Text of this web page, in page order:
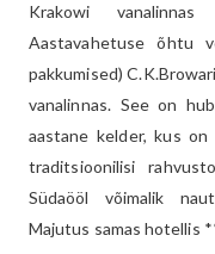
Krakowi
Aastavahetuse õhtu
pakkumised)
vanalinnas. See on
aastane kelder, kus
traditsioonilisi
Südaööl võimalik
Majutus samas hotellis